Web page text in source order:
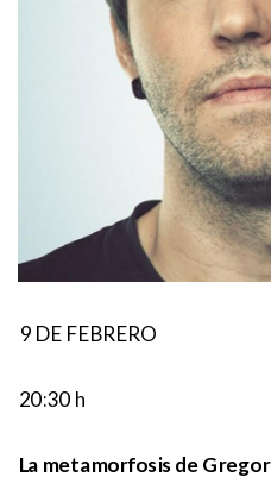
9 DE FEBRERO
20:30 h
La metamorfosis de Gregor